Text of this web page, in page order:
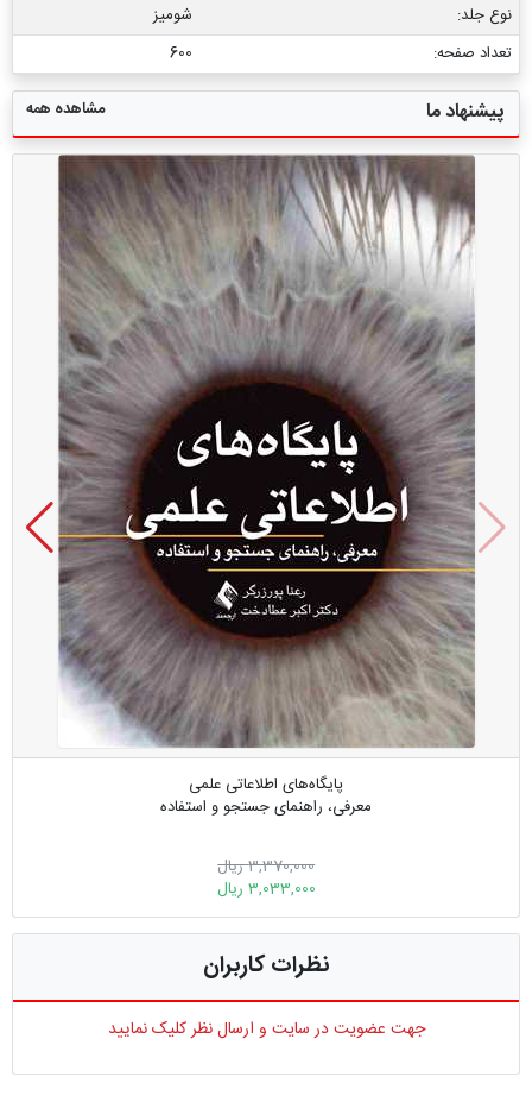
نوع جلد:
شومیز
تعداد صفحه:
600
پیشنهاد ما مشاهده همه
پایگاه‌های اطلاعاتی علمی
معرفی، راهنمای جستجو و استفاده
3,370,000 ریال
3,033,000 ریال
نظرات کاربران
جهت عضویت در سایت و ارسال نظر کلیک نمایید